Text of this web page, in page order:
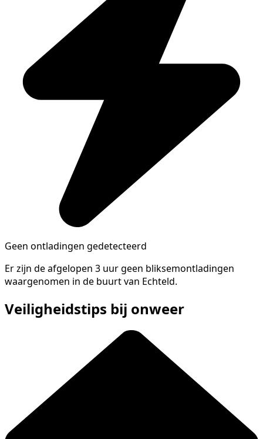
Geen ontladingen gedetecteerd
Er zijn de afgelopen 3 uur geen bliksemontladingen
waargenomen in de buurt van Echteld.
Veiligheidstips bij onweer